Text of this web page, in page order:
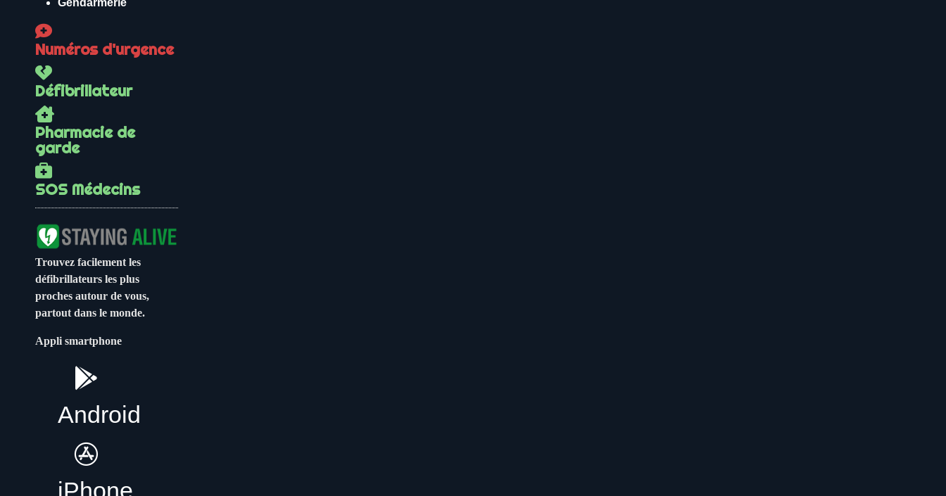
Numéros d'urgence
Défibrillateur
Pharmacie de
garde
SOS Médecins
Trouvez facilement les
défibrillateurs les plus
proches autour de vous,
partout dans le monde.
Appli smartphone
Android
iPhone